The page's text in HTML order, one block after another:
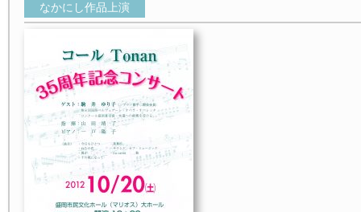
なかにし作品上演